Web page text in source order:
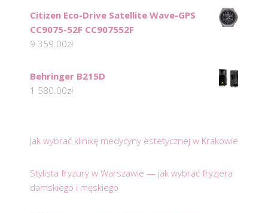
Citizen Eco-Drive Satellite Wave-GPS
CC9075-52F CC907552F
9 359.00zł
Behringer B215D
1 580.00zł
Jak wybrać klinikę medycyny estetycznej w Krakowie
Stylista fryzury w Warszawie — jak wybrać fryzjera
damskiego i męskiego